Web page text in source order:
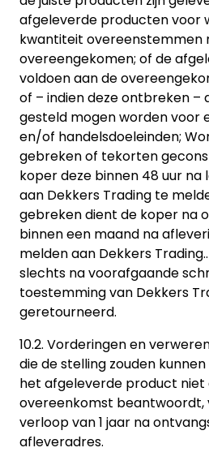
afgeleverde producten voor
kwantiteit overeenstemmen
overeengekomen; of de
voldoen aan de
of – indien deze ontbreken –
gesteld mogen worden voor
en/of handelsdoeleinden;
gebreken of tekorten
koper deze binnen 48 uur na
aan Dekkers Trading te
gebreken dient de koper na
binnen een maand na
melden aan Dekkers
slechts na voorafgaande
toestemming van Dekkers
geretourneerd.
10.2. Vorderingen en
die de stelling zouden
het afgeleverde product niet
overeenkomst beantwoordt,
verloop van 1 jaar na
afleveradres.